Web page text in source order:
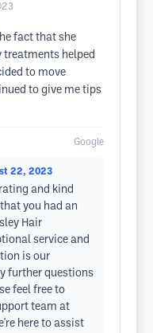
fact that she
treatments helped
to move
to give me tips
Google
22, 2023
and kind
you had an
Hair
service and
is our
further questions
feel free to
team at
here to assist